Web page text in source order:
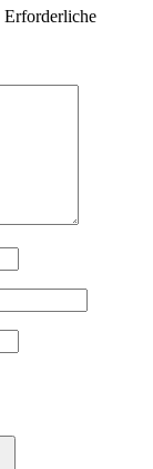
Erforderliche